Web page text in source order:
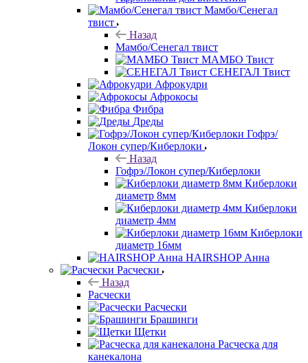
Мамбо/Сенегал
твист
Назад
Мамбо/Сенегал твист
МАМБО Твист
СЕНЕГАЛ Твист
Афрокудри
Афрокосы
Фибра
Дреды
Гофрэ/
Локон супер/Киберлоки
Назад
Гофрэ/Локон супер/Киберлоки
Киберлоки
диаметр 8мм
Киберлоки
диаметр 4мм
Киберлоки
диаметр 16мм
HAIRSHOP Анна
Расчески
Назад
Расчески
Расчески
Брашинги
Щетки
Расческа для
канекалона